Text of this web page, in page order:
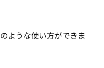
ような使い方ができま